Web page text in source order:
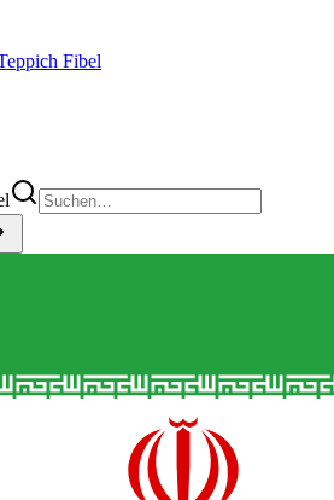
Fibel